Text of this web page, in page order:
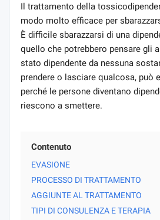
Il trattamento della
modo molto efficace per
È difficile sbarazzarsi di una
quello che potrebbero pensare gli
stato dipendente da nessuna
prendere o lasciare qualcosa, può
perché le persone diventano
riescono a smettere.
Contenuto
EVASIONE
PROCESSO DI TRATTAMENTO
AGGIUNTE AL TRATTAMENTO
TIPI DI CONSULENZA E TERAPIA